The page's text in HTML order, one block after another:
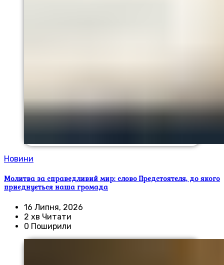
Новини
Молитва за справедливий мир: слово Предстоятеля, до якого
приєднується наша громада
16 Липня, 2026
2 хв Читати
0 Поширили